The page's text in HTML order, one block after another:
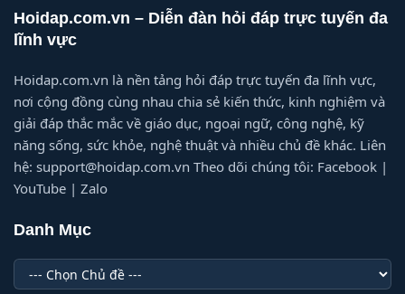
Hoidap.com.vn – Diễn đàn hỏi đáp trực tuyến đa
lĩnh vực
Hoidap.com.vn là nền tảng hỏi đáp trực tuyến đa lĩnh vực,
nơi cộng đồng cùng nhau chia sẻ kiến thức, kinh nghiệm và
giải đáp thắc mắc về giáo dục, ngoại ngữ, công nghệ, kỹ
năng sống, sức khỏe, nghệ thuật và nhiều chủ đề khác. Liên
hệ: support@hoidap.com.vn Theo dõi chúng tôi: Facebook |
YouTube | Zalo
Danh Mục
Danh